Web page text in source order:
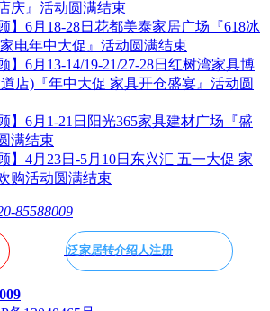
庆』活动圆满结束
】6月18-28日花都美泰家居广场『618冰
电年中大促』活动圆满结束
】6月13-14/19-21/27-28日红树湾家具博
店)『年中大促 家具开仓盛宴』活动圆
】6月1-21日阳光365家具建材广场『盛
满结束
】4月23日-5月10日东兴汇 五一大促 家
购活动圆满结束
85588009
泛家居转介绍人注册